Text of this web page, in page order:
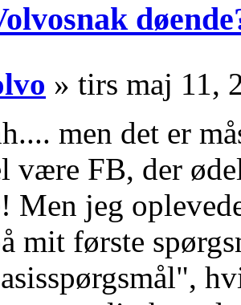
» tirs maj 11,
men det er
være FB, der
Men jeg
mit første